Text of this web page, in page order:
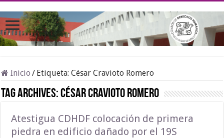
Inicio / Etiqueta:César Cravioto Romero
Tag Archives:César Cravioto Romero
Atestigua CDHDF colocación de primera
piedra en edificio dañado por el 19S